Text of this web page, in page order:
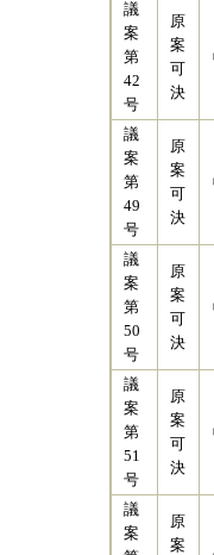
議
案
第
42
号
原
案
可
決
議
案
第
49
号
原
案
可
決
議
案
第
50
号
原
案
可
決
議
案
第
51
号
原
案
可
決
議
案
原
案